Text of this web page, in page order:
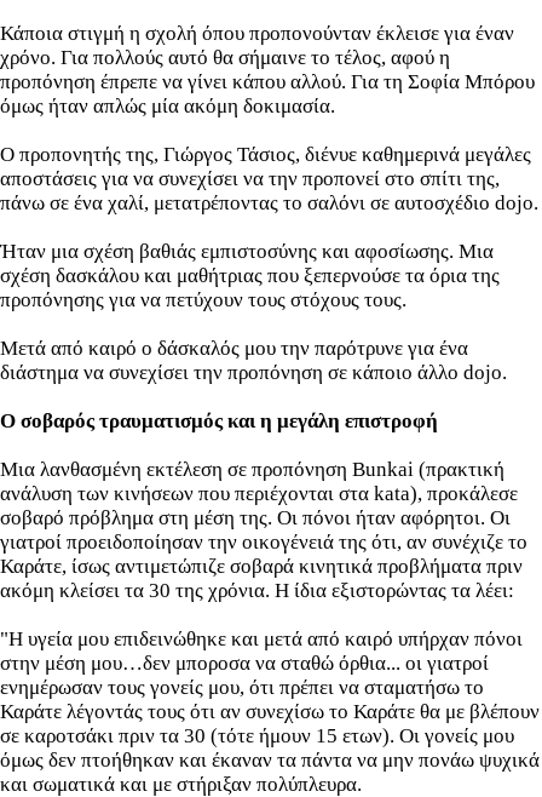
Κάποια στιγμή η σχολή όπου προπονούνταν έκλεισε για έναν
χρόνο. Για πολλούς αυτό θα σήμαινε το τέλος, αφού η
προπόνηση έπρεπε να γίνει κάπου αλλού. Για τη Σοφία Μπόρου
όμως ήταν απλώς μία ακόμη δοκιμασία.
Ο προπονητής της, Γιώργος Τάσιος, διένυε καθημερινά μεγάλες
αποστάσεις για να συνεχίσει να την προπονεί στο σπίτι της,
πάνω σε ένα χαλί, μετατρέποντας το σαλόνι σε αυτοσχέδιο dojo.
Ήταν μια σχέση βαθιάς εμπιστοσύνης και αφοσίωσης. Μια
σχέση δασκάλου και μαθήτριας που ξεπερνούσε τα όρια της
προπόνησης για να πετύχουν τους στόχους τους.
Μετά από καιρό ο δάσκαλός μου την παρότρυνε για ένα
διάστημα να συνεχίσει την προπόνηση σε κάποιο άλλο dojo.
Ο σοβαρός τραυματισμός και η μεγάλη επιστροφή
Μια λανθασμένη εκτέλεση σε προπόνηση Bunkai (πρακτική
ανάλυση των κινήσεων που περιέχονται στα kata), προκάλεσε
σοβαρό πρόβλημα στη μέση της. Οι πόνοι ήταν αφόρητοι. Οι
γιατροί προειδοποίησαν την οικογένειά της ότι, αν συνέχιζε το
Καράτε, ίσως αντιμετώπιζε σοβαρά κινητικά προβλήματα πριν
ακόμη κλείσει τα 30 της χρόνια. H ίδια εξιστορώντας τα λέει:
"Η υγεία μου επιδεινώθηκε και μετά από καιρό υπήρχαν πόνοι
στην μέση μου…δεν μποροσα να σταθώ όρθια... οι γιατροί
ενημέρωσαν τους γονείς μου, ότι πρέπει να σταματήσω το
Καράτε λέγοντάς τους ότι αν συνεχίσω το Καράτε θα με βλέπουν
σε καροτσάκι πριν τα 30 (τότε ήμουν 15 ετων). Οι γονείς μου
όμως δεν πτοήθηκαν και έκαναν τα πάντα να μην πονάω ψυχικά
και σωματικά και με στήριξαν πολύπλευρα.